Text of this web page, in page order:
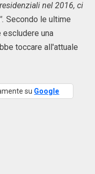
nel 2016, ci
Secondo le ultime
escludere una
toccare all'attuale
su Google